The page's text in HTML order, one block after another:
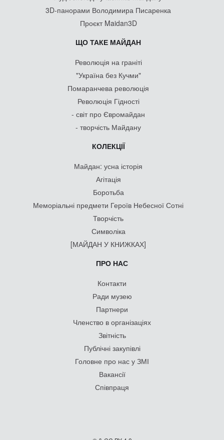
3D-панорами Володимира Писаренка
Проєкт Maidan3D
ЩО ТАКЕ МАЙДАН
Революція на граніті
"Україна без Кучми"
Помаранчева революція
Революція Гідності
- світ про Євромайдан
- творчість Майдану
КОЛЕКЦІЇ
Майдан: усна історія
Агітація
Боротьба
Меморіальні предмети Героїв Небесної Сотні
Творчість
Символіка
[МАЙДАН У КНИЖКАХ]
ПРО НАС
Контакти
Ради музею
Партнери
Членство в організаціях
Звітність
Публічні закупівлі
Головне про нас у ЗМІ
Вакансії
Співпраця